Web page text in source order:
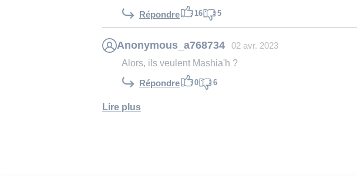
Répondre 16 5
Anonymous_a768734 02 avr. 2023
Alors, ils veulent Mashia'h ?
Répondre 0 6
Lire plus